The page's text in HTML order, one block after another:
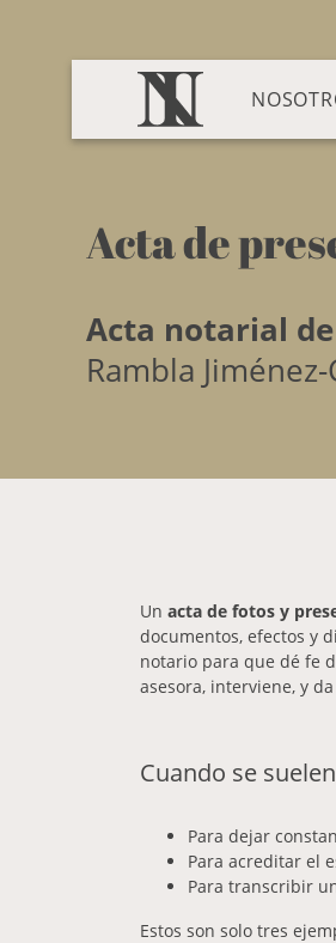
Acta de
Acta notarial
Rambla
Un acta de fotos y
documentos, efectos y
notario para que dé fe
asesora, interviene, y
Cuando se
Para dejar
Para acreditar el
Para transcribir
Estos son solo tres